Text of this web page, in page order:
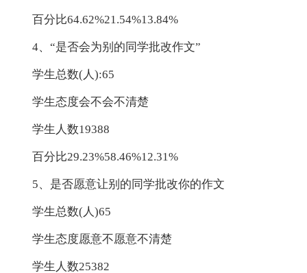
百分比64.62%21.54%13.84%
4、“是否会为别的同学批改作文”
学生总数(人):65
学生态度会不会不清楚
学生人数19388
百分比29.23%58.46%12.31%
5、是否愿意让别的同学批改你的作文
学生总数(人)65
学生态度愿意不愿意不清楚
学生人数25382